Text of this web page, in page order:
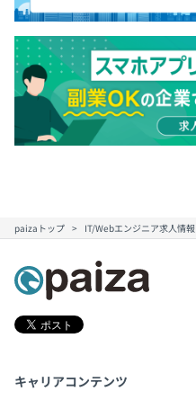
paizaトップ IT/Webエンジニア求人情報
キャリアコンテンツ